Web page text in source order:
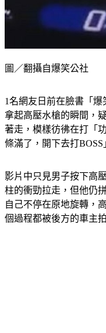
圖／翻攝自爆笑公社
1名網友日前在臉書「
拿起高壓水槍的瞬間，
著走，模樣彷彿在打「
條滿了，開下去打
影片中只見男子按下高
柱的衝勁拉走，但他仍
自己不停在原地旋轉，
個過程都被後方的車主